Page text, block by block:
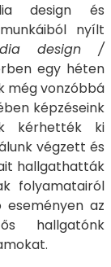
design és
nyílt
design /
egy héten
még vonzóbbá
képzéseink
kérhették ki
végzett és
hallgathatták
folyamatairól
az
hallgatónk